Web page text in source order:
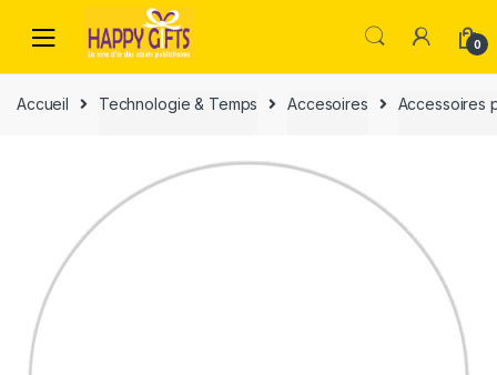
0
Accueil Technologie & Temps Accesoires Accessoires